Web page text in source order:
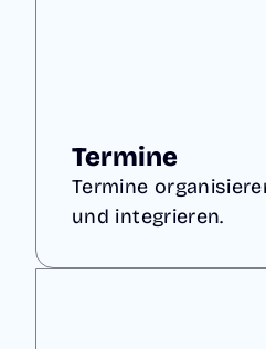
Termine
Termine
und integrieren.